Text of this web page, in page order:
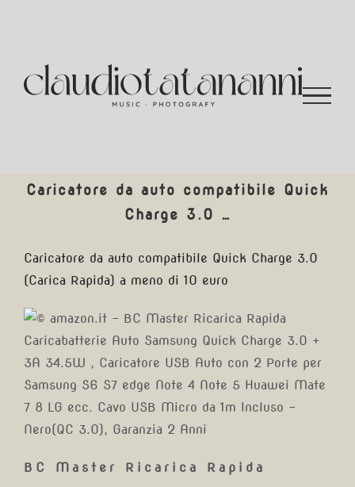
Caricatore da auto compatibile Quick
Charge 3.0 …
Caricatore da auto compatibile Quick Charge 3.0
(Carica Rapida) a meno di 10 euro
BC Master Ricarica Rapida